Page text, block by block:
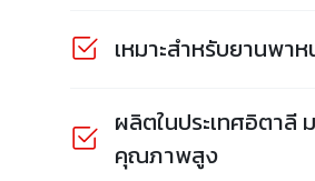
เหมาะสำหรับยานพาห
ผลิตในประเทศอิตาลี
คุณภาพสูง